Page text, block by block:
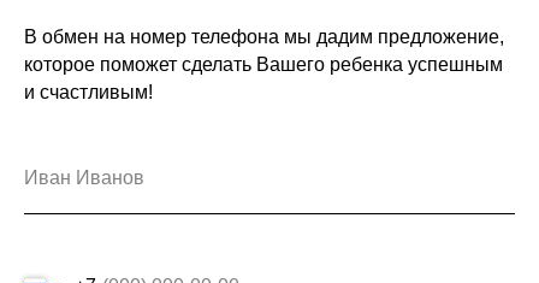
В обмен на номер телефона мы дадим предложение,
которое поможет сделать Вашего ребенка успешным
и счастливым!